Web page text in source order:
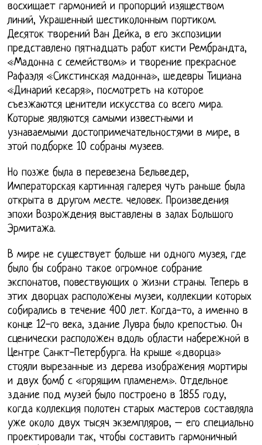
восхищает гармонией и пропорций изяществом
линий, Украшенный шестиколонным портиком.
Десяток творений Ван Дейка, в его экспозиции
представлено пятнадцать работ кисти Рембрандта,
«Мадонна с семейством» и творение прекрасное
Рафаэля «Сикстинская мадонна», шедевры Тициана
«Динарий кесаря», посмотреть на которое
съезжаются ценители искусства со всего мира.
Которые являются самыми известными и
узнаваемыми достопримечательностями в мире, в
этой подборке 10 собраны музеев.
Но позже была в перевезена Бельведер,
Императорская картинная галерея чуть раньше была
открыта в другом месте. человек. Произведения
эпохи Возрождения выставлены в залах Большого
Эрмитажа.
В мире не существует больше ни одного музея, где
было бы собрано такое огромное собрание
экспонатов, повествующих о жизни страны. Теперь в
этих дворцах расположены музеи, коллекции которых
собирались в течение 400 лет. Когда-то, а именно в
конце 12-го века, здание Лувра было крепостью. Он
сценически расположен вдоль области набережной в
Центре Санкт-Петербурга. На крыше «дворца»
стояли вырезанные из дерева изображения мортиры
и двух бомб с «горящим пламенем». Отдельное
здание под музей было построено в 1855 году,
когда коллекция полотен старых мастеров составляла
уже около двух тысяч экземпляров, – его специально
проектировали так, чтобы составить гармоничный